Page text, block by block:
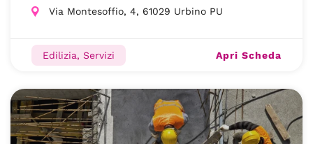
Via Montesoffio, 4, 61029 Urbino PU
Edilizia, Servizi Apri Scheda